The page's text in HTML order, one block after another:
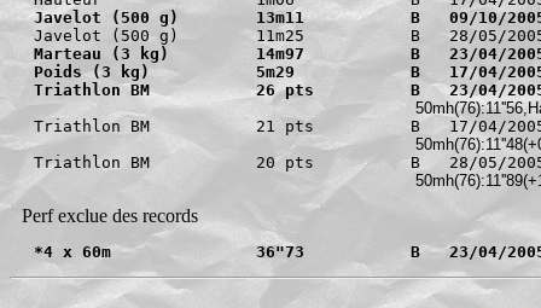
Javelot (500 g)        13m11           B   09/10/
Marteau (3 kg)         14m97           B   23/04/
Poids (3 kg)           5m29            B   17/04/
Triathlon BM           26 pts          B   23/04/
Triathlon BM           21 pts          B   17/04/
Triathlon BM           20 pts          B   28/05/
Perf exclue des records
*4 x 60m               36"73           B   23/04/